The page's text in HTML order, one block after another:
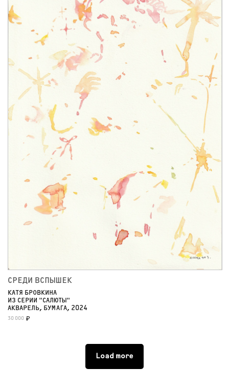
СРЕДИ ВСПЫШЕК
КАТЯ БРОВКИНА
ИЗ СЕРИИ "САЛЮТЫ"
АКВАРЕЛЬ, БУМАГА, 2024
30 000 ₽
Load more